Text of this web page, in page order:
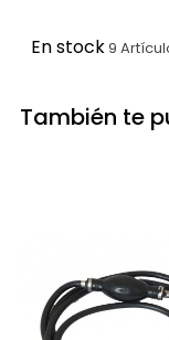
En stock9
También te